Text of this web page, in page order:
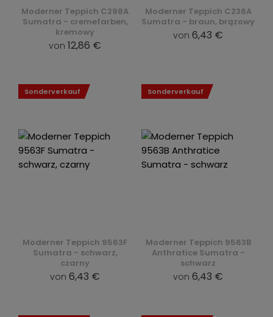
Moderner Teppich C298A
Sumatra - cremefarben,
kremowy
von 12,86 €
Moderner Teppich C236A
Sumatra - braun, brązowy
von 6,43 €
Moderner Teppich 9563F
Sumatra - schwarz,
czarny
von 6,43 €
Sonderverkauf
Moderner Teppich 9563B
Anthratice Sumatra -
schwarz
von 6,43 €
Sonderverkauf